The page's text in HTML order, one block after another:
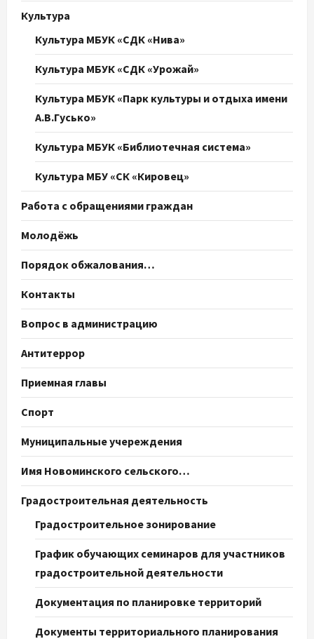
Культура
Культура МБУК «СДК «Нива»
Культура МБУК «СДК «Урожай»
Культура МБУК «Парк культуры и отдыха имени
А.В.Гусько»
Культура МБУК «Библиотечная система»
Культура МБУ «СК «Кировец»
Работа с обращениями граждан
Молодёжь
Порядок обжалования…
Контакты
Вопрос в администрацию
Антитеррор
Приемная главы
Спорт
Муниципальные учереждения
Имя Новоминского сельского…
Градостроительная деятельность
Градостроительное зонирование
График обучающих семинаров для участников
градостроительной деятельности
Документация по планировке территорий
Документы территориального планирования